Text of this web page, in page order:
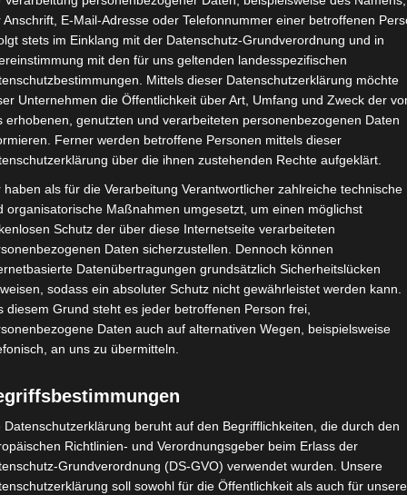
Ihr Lieben,
Jungpflanzen sind in die Gemüsebeete
Anschrift, E-Mail-Adresse oder Telefonnummer einer betroffenen
stets im Einklang mit der Datenschutz-Grundverordnung und in
mit den für uns geltenden landesspezifischen
Mittels dieser Datenschutzerklärung möchte
Unternehmen die Öffentlichkeit über Art, Umfang und Zweck der
erhobenen, genutzten und verarbeiteten personenbezogenen Daten
Ferner werden betroffene Personen mittels dieser
über die ihnen zustehenden Rechte aufgeklärt.
haben als für die Verarbeitung Verantwortlicher zahlreiche technische
organisatorische Maßnahmen umgesetzt, um einen möglichst
Schutz der über diese Internetseite verarbeiteten
Daten sicherzustellen. Dennoch können
Datenübertragungen grundsätzlich Sicherheitslücken
sodass ein absoluter Schutz nicht gewährleistet werden kann.
diesem Grund steht es jeder betroffenen Person frei,
Daten auch auf alternativen Wegen, beispielsweise
an uns zu übermitteln.
Datenschutzerklärung beruht auf den Begrifflichkeiten, die durch den
Richtlinien- und Verordnungsgeber beim Erlass der
Grundverordnung (DS-GVO) verwendet wurden. Unsere
soll sowohl für die Öffentlichkeit als auch für unsere